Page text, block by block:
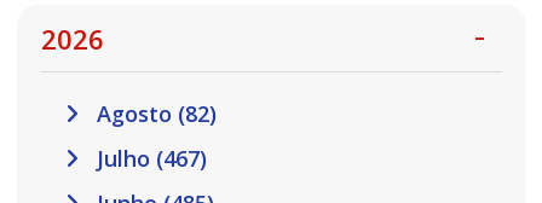
2026
Agosto (82)
Julho (467)